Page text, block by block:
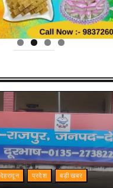
देहरादून प्रदेश बड़ी खबर